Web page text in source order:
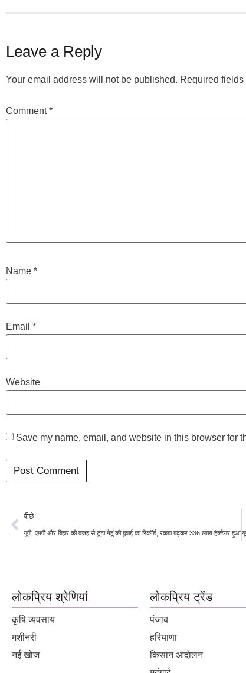
Leave a Reply
Your email address will not be published. Required fields
Comment*
Name *
Email *
Website
Save my name, email, and website in this browser for
पीछे
यूपी, एमपी और बिहार की वजह से टूटा गेहूं की बुवाई का रिकॉर्ड, रकबा बढ़कर 336 लाख हेक्टेयर हुआ
लोकप्रिय श्रेणियां
कृषि व्यवसाय
मशीनरी
नई खोज
लोकप्रिय ट्रेंड
पंजाब
हरियाणा
किसान आंदोलन